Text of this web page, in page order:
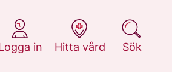
in
på 1177.se
Hitta vård
på 1177.se
Sök
på 1177.se